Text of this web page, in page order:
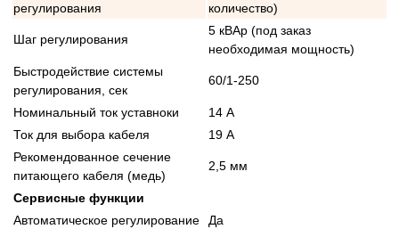
регулирования
количество)
Шаг регулирования
5 кВАр (под заказ
необходимая мощность)
Быстродействие системы
регулирования, сек
60/1-250
Номинальный ток уставноки
14 А
Ток для выбора кабеля
19 А
Рекомендованное сечение
питающего кабеля (медь)
2,5 мм
Сервисные функции
Автоматическое регулирование
Да